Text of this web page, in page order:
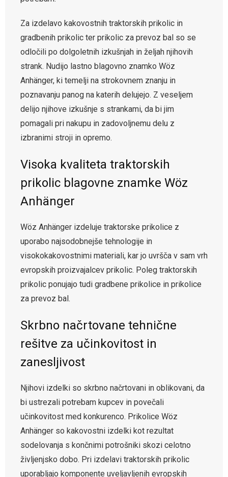
Za izdelavo kakovostnih traktorskih prikolic in
gradbenih prikolic ter prikolic za prevoz bal so se
odločili po dolgoletnih izkušnjah in željah njihovih
strank. Nudijo lastno blagovno znamko Wöz
Anhänger, ki temelji na strokovnem znanju in
poznavanju panog na katerih delujejo. Z veseljem
delijo njihove izkušnje s strankami, da bi jim
pomagali pri nakupu in zadovoljnemu delu z
izbranimi stroji in opremo.
Visoka kvaliteta traktorskih
prikolic blagovne znamke Wöz
Anhänger
Wöz Anhänger izdeluje traktorske prikolice z
uporabo najsodobnejše tehnologije in
visokokakovostnimi materiali, kar jo uvršča v sam vrh
evropskih proizvajalcev prikolic. Poleg traktorskih
prikolic ponujajo tudi gradbene prikolice in prikolice
za prevoz bal.
Skrbno načrtovane tehnične
rešitve za učinkovitost in
zanesljivost
Njihovi izdelki so skrbno načrtovani in oblikovani, da
bi ustrezali potrebam kupcev in povečali
učinkovitost med konkurenco. Prikolice Wöz
Anhänger so kakovostni izdelki kot rezultat
sodelovanja s končnimi potrošniki skozi celotno
življenjsko dobo. Pri izdelavi traktorskih prikolic
uporabljajo komponente uveljavljenih evropskih